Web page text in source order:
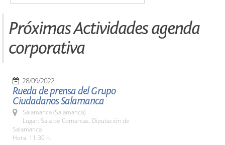
Próximas Actividades agenda
corporativa
28/09/2022
Rueda de prensa del Grupo
Ciudadanos Salamanca
Salamanca (Salamanca)
Lugar: Sala de Comarcas. Diputación de
Salamanca
Hora: 11:30 h.